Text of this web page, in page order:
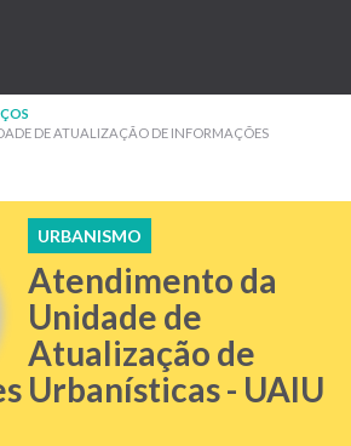
recolher
DE ATUALIZAÇÃO DE INFORMAÇÕES
URBANISMO
Atendimento da
Unidade de
Atualização de
Urbanísticas - UAIU